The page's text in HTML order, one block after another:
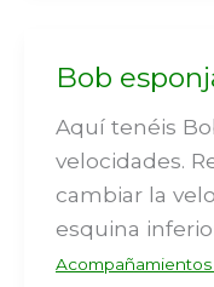
Bob
Aquí tenéis
velocidades.
cambiar la
esquina